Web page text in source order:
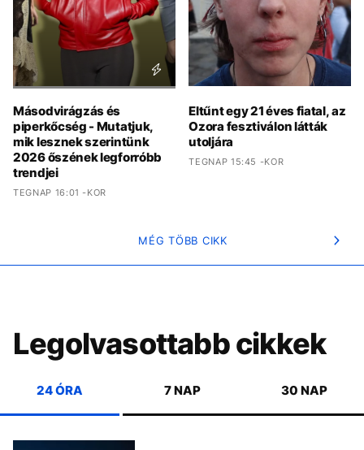
Másodvirágzás és
piperkőcség - Mutatjuk,
mik lesznek szerintünk
2026 őszének legforróbb
trendjei
TEGNAP 16:01 -KOR
Eltűnt egy 21 éves fiatal, az
Ozora fesztiválon látták
utoljára
TEGNAP 15:45 -KOR
MÉG TÖBB CIKK
Legolvasottabb cikkek
24 ÓRA 7 NAP 30 NAP